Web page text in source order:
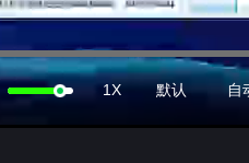
自
1X 默认